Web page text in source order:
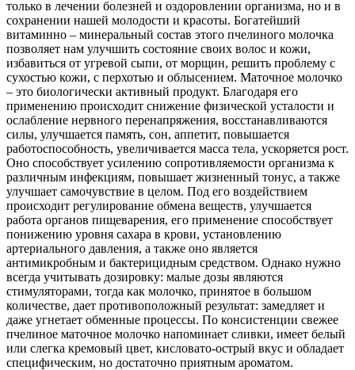
только в лечении болезней и оздоровлении организма, но и в
сохранении нашей молодости и красоты. Богатейший
витаминно – минеральный состав этого пчелиного молочка
позволяет нам улучшить состояние своих волос и кожи,
избавиться от угревой сыпи, от морщин, решить проблему с
сухостью кожи, с перхотью и облысением. Маточное молочко
– это биологически активный продукт. Благодаря его
применению происходит снижение физической усталости и
ослабление нервного перенапряжения, восстанавливаются
силы, улучшается память, сон, аппетит, повышается
работоспособность, увеличивается масса тела, ускоряется рост.
Оно способствует усилению сопротивляемости организма к
различным инфекциям, повышает жизненный тонус, а также
улучшает самочувствие в целом. Под его воздействием
происходит регулирование обмена веществ, улучшается
работа органов пищеварения, его применение способствует
понижению уровня сахара в крови, установлению
артериального давления, а также оно является
антимикробным и бактерицидным средством. Однако нужно
всегда учитывать дозировку: малые дозы являются
стимуляторами, тогда как молочко, принятое в большом
количестве, дает противоположный результат: замедляет и
даже угнетает обменные процессы. По консистенции свежее
пчелиное маточное молочко напоминает сливки, имеет белый
или слегка кремовый цвет, кисловато-острый вкус и обладает
специфическим, но достаточно приятным ароматом.